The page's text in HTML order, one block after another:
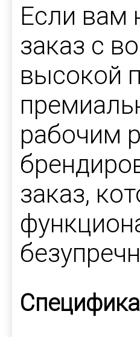
Если вам
заказ с
высокой
рабочим
заказ,